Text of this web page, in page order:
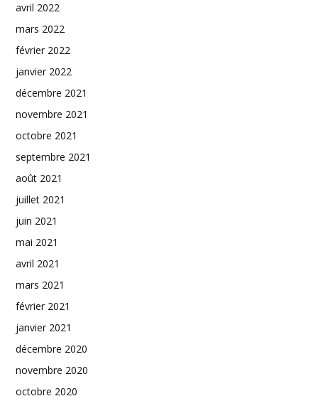
avril 2022
mars 2022
février 2022
janvier 2022
décembre 2021
novembre 2021
octobre 2021
septembre 2021
août 2021
juillet 2021
juin 2021
mai 2021
avril 2021
mars 2021
février 2021
janvier 2021
décembre 2020
novembre 2020
octobre 2020